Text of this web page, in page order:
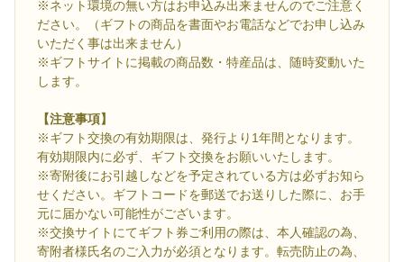
※ネット環境の無い方はお申込み出来ませんのでご注意く
ださい。（ギフトの商品を書面やお電話などでお申し込み
いただく事は出来ません）
※ギフトサイトに掲載の商品数・特産品は、随時変動いた
します。
【注意事項】
※ギフト交換の有効期限は、発行より1年間となります。
有効期限内に必ず、ギフト交換をお願いいたします。
※寄附後にお引越しなどを予定されている方は必ずお知ら
せください。ギフトコードを郵送でお送りした際に、お手
元に届かない可能性がございます。
※交換サイトにてギフト券ご利用の際は、本人確認の為、
寄附者様氏名のご入力が必須となります。転売防止の為、